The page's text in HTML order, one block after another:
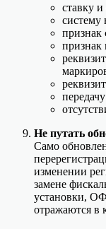
ставку
систему
признак
признак
Не путать
Само
изменении
замене
установки,
отражаются в